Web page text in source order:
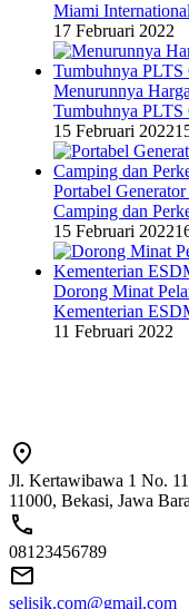
Miami
17 Februari 2022
Menurunnya
Tumbuhnya PLTS
15 Februari 2022
Portabel
Camping dan
15 Februari 2022
Dorong Minat
Kementerian
11 Februari 2022
Jl. Kertawibawa 1 No.
11000, Bekasi, Jawa
08123456789
selisik.com@gmail.com